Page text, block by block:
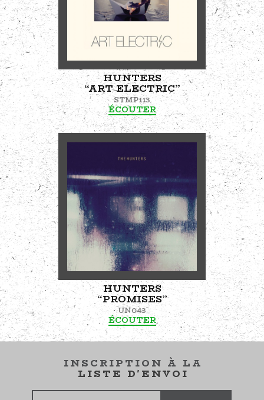
HUNTERS
“ART ELECTRIC”
STMP113
ÉCOUTER
HUNTERS
“PROMISES”
UN043
ÉCOUTER
INSCRIPTION À LA
LISTE D'ENVOI